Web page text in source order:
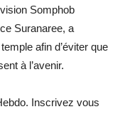
Somphob
Suranaree, a
afin d’éviter que
à l’avenir.
Inscrivez vous